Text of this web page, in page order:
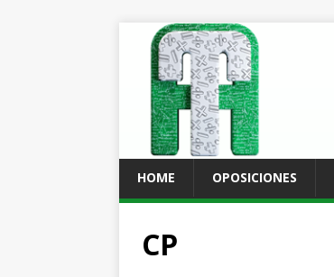
HOME OPOSICIONES
CP